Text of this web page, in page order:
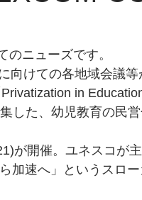
ニューズです。
けての各地域会議等
in
した、幼児教育の民
が開催。ユネスコが
加速へ」というスロ